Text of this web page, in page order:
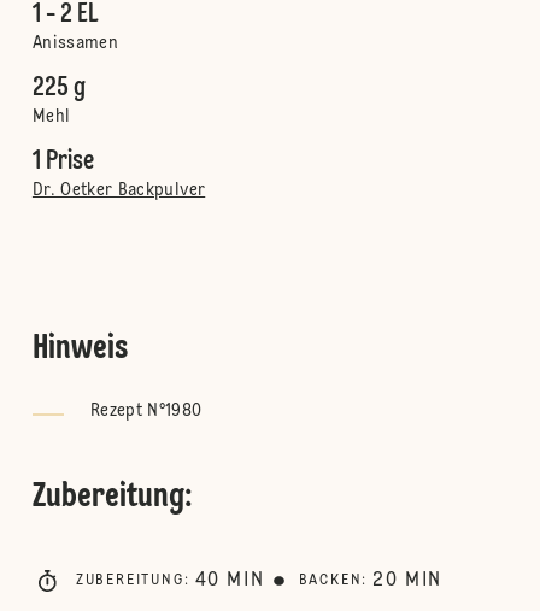
1 - 2 EL
Anissamen
225 g
Mehl
1 Prise
Dr. Oetker Backpulver
Hinweis
Rezept N°1980
Zubereitung:
ZUBEREITUNG : 40 MIN BACKEN : 20 MIN